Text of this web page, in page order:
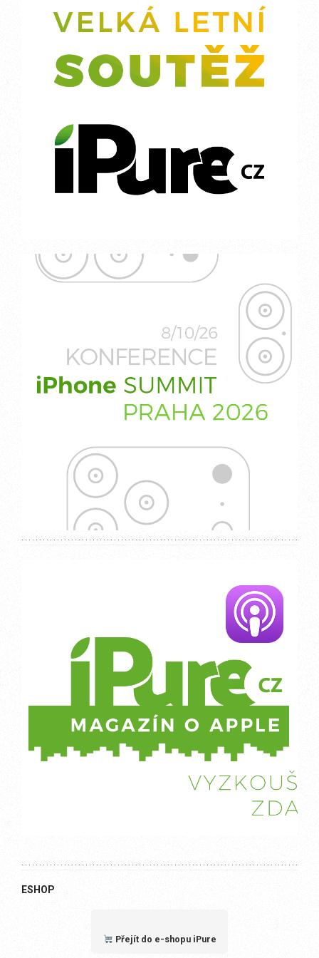
ESHOP
Přejít do e-shopu iPure